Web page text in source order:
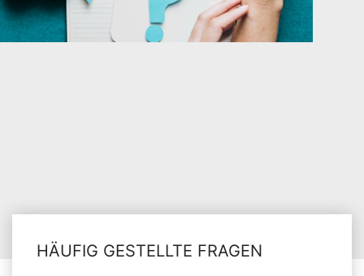
HÄUFIG GESTELLTE FRAGEN